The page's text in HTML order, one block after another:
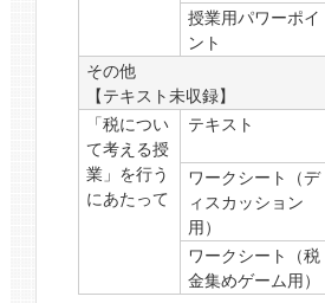
授業用パワーポイ
ント
その他
【テキスト未収録】
「税につい
て考える授
業」を行う
にあたって
テキスト
ワークシート（デ
ィスカッション
用）
ワークシート（税
金集めゲーム用）